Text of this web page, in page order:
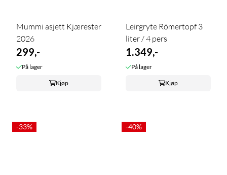
Mummi asjett Kjærester
2026
299,-
På lager
Kjøp
Leirgryte Römertopf 3
liter / 4 pers
1.349,-
På lager
Kjøp
-33% -40%